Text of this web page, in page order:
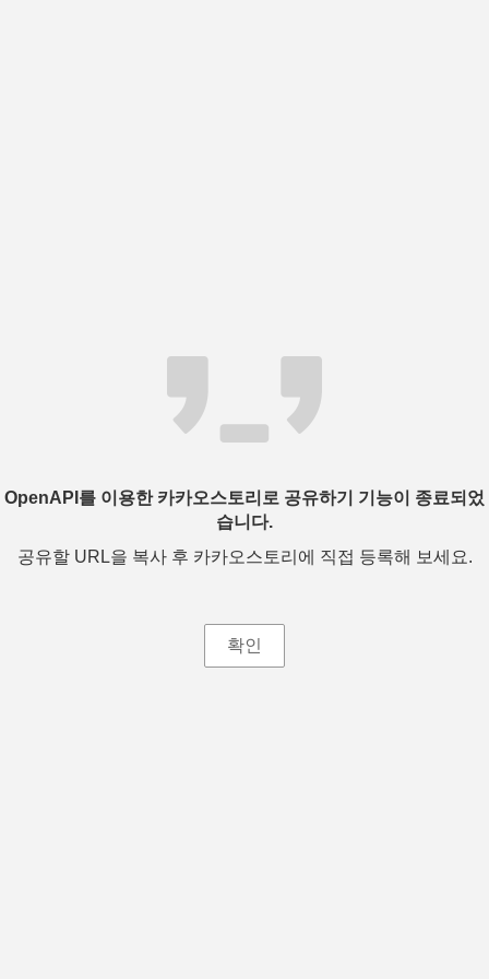
OpenAPI를 이용한 카카오스토리로 공유하기 기능이 종료되었
습니다.
공유할 URL을 복사 후 카카오스토리에 직접 등록해 보세요.
확인